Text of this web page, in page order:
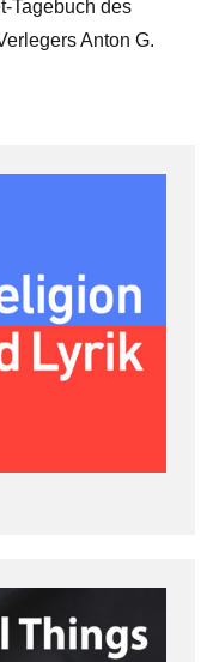
Tagebuch des
Anton G.